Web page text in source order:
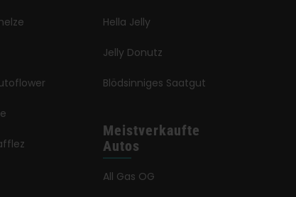
Hella Jelly
Jelly Donutz
Blödsinniges Saatgut
Meistverkaufte
Autos
All Gas OG